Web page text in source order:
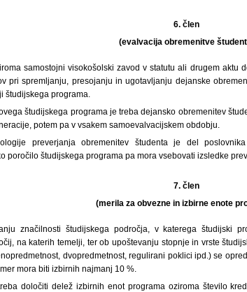
6. člen
(evalvacija obremenitve
samostojni visokošolski zavod v statutu ali drugem aktu
pri spremljanju, presojanju in ugotavljanju dejanske
študijskega programa.
študijskega programa je treba dejansko obremenitev
potem pa v vsakem samoevalvacijskem obdobju.
preverjanja obremenitev študenta je del
poročilo študijskega programa pa mora vsebovati izsledke
7. člen
(merila za obvezne in izbirne enote
značilnosti študijskega področja, v katerega študijski
na katerih temelji, ter ob upoštevanju stopnje in vrste
dvopredmetnost, regulirani poklici ipd.) se
mora biti izbirnih najmanj 10 %.
določiti delež izbirnih enot programa oziroma število